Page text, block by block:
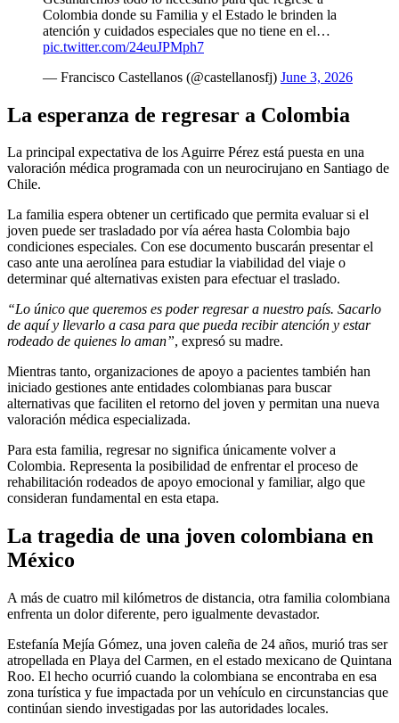
Colombia donde su Familia y el Estado le brinden la
atención y cuidados especiales que no tiene en el…
pic.twitter.com/24euJPMph7
— Francisco Castellanos (@castellanosfj) June 3, 2026
La esperanza de regresar a Colombia
La principal expectativa de los Aguirre Pérez está puesta en una
valoración médica programada con un neurocirujano en Santiago de
Chile.
La familia espera obtener un certificado que permita evaluar si el
joven puede ser trasladado por vía aérea hasta Colombia bajo
condiciones especiales. Con ese documento buscarán presentar el
caso ante una aerolínea para estudiar la viabilidad del viaje o
determinar qué alternativas existen para efectuar el traslado.
“Lo único que queremos es poder regresar a nuestro país. Sacarlo
de aquí y llevarlo a casa para que pueda recibir atención y estar
rodeado de quienes lo aman”, expresó su madre.
Mientras tanto, organizaciones de apoyo a pacientes también han
iniciado gestiones ante entidades colombianas para buscar
alternativas que faciliten el retorno del joven y permitan una nueva
valoración médica especializada.
Para esta familia, regresar no significa únicamente volver a
Colombia. Representa la posibilidad de enfrentar el proceso de
rehabilitación rodeados de apoyo emocional y familiar, algo que
consideran fundamental en esta etapa.
La tragedia de una joven colombiana en
México
A más de cuatro mil kilómetros de distancia, otra familia colombiana
enfrenta un dolor diferente, pero igualmente devastador.
Estefanía Mejía Gómez, una joven caleña de 24 años, murió tras ser
atropellada en Playa del Carmen, en el estado mexicano de Quintana
Roo. El hecho ocurrió cuando la colombiana se encontraba en esa
zona turística y fue impactada por un vehículo en circunstancias que
continúan siendo investigadas por las autoridades locales.